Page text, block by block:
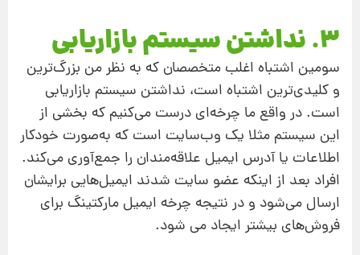
3. نداشتن سیستم بازاریابی
سومین اشتباه اغلب متخصصان كه به نظر من بزرگ‌ترین
و كلیدی‌ترین اشتباه است، نداشتن سیستم بازاریابی
است. در واقع ما چرخه‌ای درست می‌كنیم که بخشی از
این سیستم مثلا یك وب‌سایت است كه به‌صورت خودكار
اطلاعات یا آدرس ایمیل علاقه‌مندان را جمع‌آوری می‌كند.
افراد بعد از اینكه عضو سایت شدند ایمیل‌هایی برایشان
ارسال می‌شود و در نتیجه چرخه ایمیل ماركتینگ برای
فروش‌های بیشتر ایجاد می شود.